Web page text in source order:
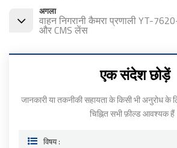
अगला
वाहन निगरानी कैमरा प्रणाली YT-
और CMS लेंस
एक संदेश छोड़ें
जानकारी या तकनीकी सहायता के किसी भी अनुरोध के
चिह्नित सभी फ़ील्ड आवश्यक
विषय :